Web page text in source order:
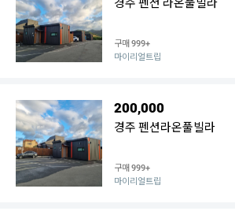
구매999+
마이리얼트립
200,000
경주 펜션라온풀빌라
구매999+
마이리얼트립